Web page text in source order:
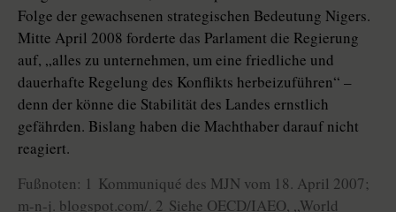
Folge der gewachsenen strategischen Bedeutung Nigers.
Mitte April 2008 forderte das Parlament die Regierung
auf, „alles zu unternehmen, um eine friedliche und
dauerhafte Regelung des Konflikts herbeizuführen“ –
denn der könne die Stabilität des Landes ernstlich
gefährden. Bislang haben die Machthaber darauf nicht
reagiert.
Fußnoten: 1 Kommuniqué des MJN vom 18. April 2007;
m-n-j. blogspot.com/. 2 Siehe OECD/IAEO, „World